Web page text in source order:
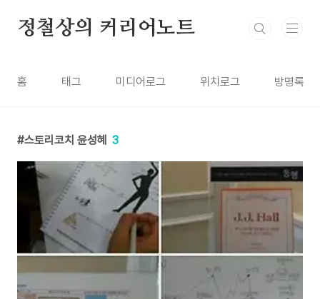
정철상의 커리어노트
홈 태그 미디어로그 위치로그 방명록
스토리코치 윤성혜 3